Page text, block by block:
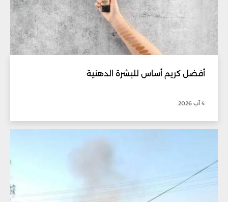
أفضل كريم أساس للبشرة الدهنية
4 آب 2026